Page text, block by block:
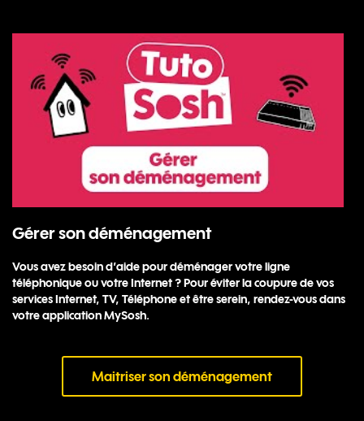
Gérer son déménagement
Vous avez besoin d’aide pour déménager votre ligne
téléphonique ou votre Internet ? Pour éviter la coupure de vos
services Internet, TV, Téléphone et être serein, rendez-vous dans
votre application MySosh.
Maitriser son déménagement